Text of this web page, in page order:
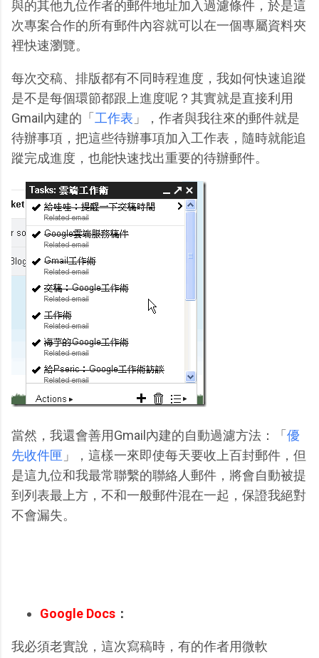
與的其他九位作者的郵件地址加入過濾條件，於是這
次專案合作的所有郵件內容就可以在一個專屬資料夾
裡快速瀏覽。
每次交稿、排版都有不同時程進度，我如何快速追蹤
是不是每個環節都跟上進度呢？其實就是直接利用
Gmail內建的「 工作表 」，作者與我往來的郵件就是
待辦事項，把這些待辦事項加入工作表，隨時就能追
蹤完成進度，也能快速找出重要的待辦郵件。
當然，我還會善用Gmail內建的自動過濾方法：「 優
先收件匣 」，這樣一來即使每天要收上百封郵件，但
是這九位和我最常聯繫的聯絡人郵件，將會自動被提
到列表最上方，不和一般郵件混在一起，保證我絕對
不會漏失。
Google Docs ：
我必須老實說，這次寫稿時，有的作者用微軟